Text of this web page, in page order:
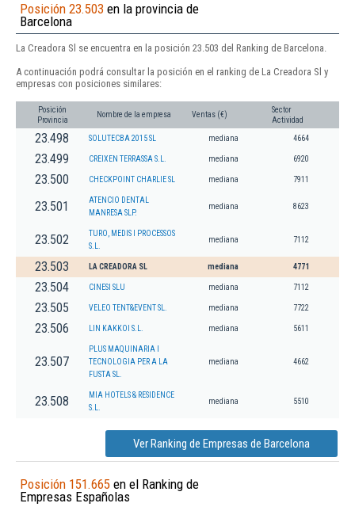
Posición 23.503 en la provincia de
Barcelona
La Creadora Sl se encuentra en la posición 23.503 del Ranking de Barcelona.
A continuación podrá consultar la posición en el ranking de La Creadora Sl y
empresas con posiciones similares:
Posición
Provincia
Nombre de la empresa Ventas (€)
Sector
Actividad
23.498 SOLUTECBA 2015 SL mediana 4664
23.499 CREIXEN TERRASSA S.L. mediana 6920
23.500 CHECKPOINT CHARLIE SL mediana 7911
23.501
ATENCIO DENTAL
MANRESA SLP.
mediana 8623
23.502
TURO, MEDIS I PROCESSOS
S.L.
mediana 7112
23.503 LA CREADORA SL mediana 4771
23.504 CINESI SLU mediana 7112
23.505 VELEO TENT&EVENT SL. mediana 7722
23.506 LIN KAKKOI S.L. mediana 5611
23.507
PLUS MAQUINARIA I
TECNOLOGIA PER A LA
FUSTA SL.
mediana 4662
23.508
MIA HOTELS & RESIDENCE
S.L.
mediana 5510
Ver Ranking de Empresas de Barcelona
Posición 151.665 en el Ranking de
Empresas Españolas